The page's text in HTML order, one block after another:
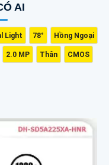
AI
Light 78° Hồng Ngoại
2.0 MP Thân CMOS